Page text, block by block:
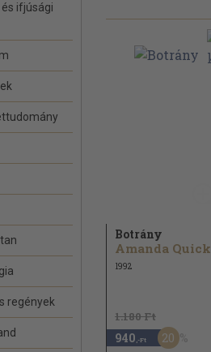
ifjúsági
regények
Botrány
Amanda Quick
1992
1.180 Ft
940 ,-Ft 20